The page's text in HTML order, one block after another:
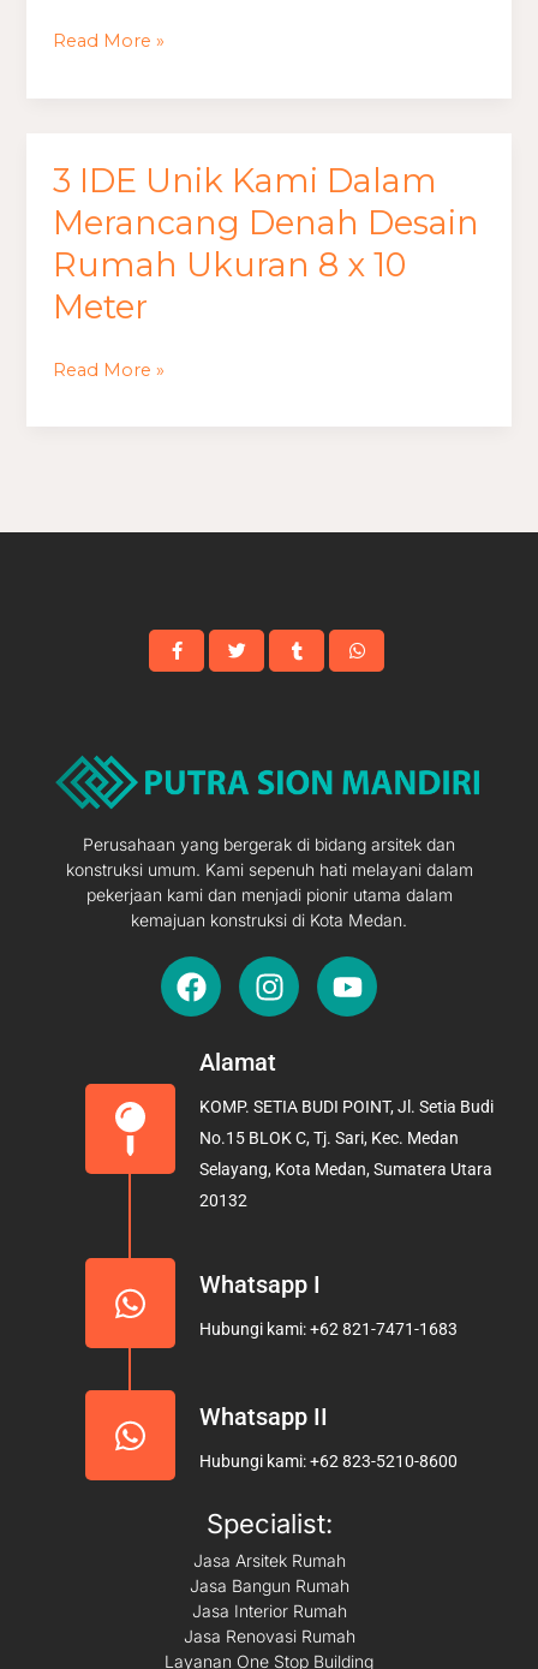
Denah
Rumah
7
12
Meter
Read More »
3 IDE Unik Kami Dalam
Merancang Denah Desain
Rumah Ukuran 8 x 10
Meter
3
IDE
Unik
Kami
Dalam
Denah
Rumah
x
Read More »
Perusahaan yang bergerak di bidang arsitek dan
konstruksi umum. Kami sepenuh hati melayani dalam
pekerjaan kami dan menjadi pionir utama dalam
kemajuan konstruksi di Kota Medan.
F
a
e
o
o
k
I
n
t
g
r
a
Y
o
b
e
Alamat
KOMP. SETIA BUDI POINT, Jl. Setia Budi
No.15 BLOK C, Tj. Sari, Kec. Medan
Selayang, Kota Medan, Sumatera Utara
20132
Whatsapp I
Hubungi kami: +62 821-7471-1683
Whatsapp II
Hubungi kami: +62 823-5210-8600
Specialist:
Jasa Arsitek Rumah
Jasa Bangun Rumah
Jasa Interior Rumah
Jasa Renovasi Rumah
Layanan One Stop Building